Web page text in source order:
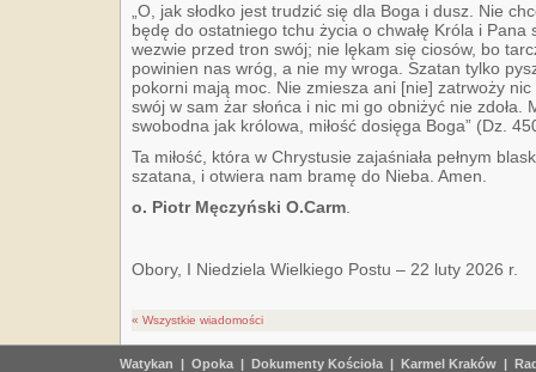
„O, jak słodko jest trudzić się dla Boga i dusz. Nie
będę do ostatniego tchu życia o chwałę Króla i Pana
wezwie przed tron swój; nie lękam się ciosów, bo
powinien nas wróg, a nie my wroga. Szatan tylko
pokorni mają moc. Nie zmiesza ani [nie] zatrwoży
swój w sam żar słońca i nic mi go obniżyć nie zdoła.
swobodna jak królowa, miłość dosięga Boga” (Dz.
Ta miłość, która w Chrystusie zajaśniała pełnym
szatana, i otwiera nam bramę do Nieba. Amen.
o. Piotr Męczyński O.Carm
Obory, I Niedziela Wielkiego Postu – 22 luty 2026 r.
« Wszystkie wiadomości
Watykan | Opoka | Dokumenty Kościoła | Karmel Kraków |